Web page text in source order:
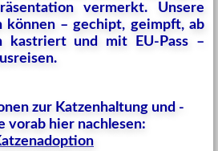
vermerkt. Unsere
können – gechipt, geimpft, ab
kastriert und mit EU-Pass –
zur Katzenhaltung und -
vorab hier nachlesen: